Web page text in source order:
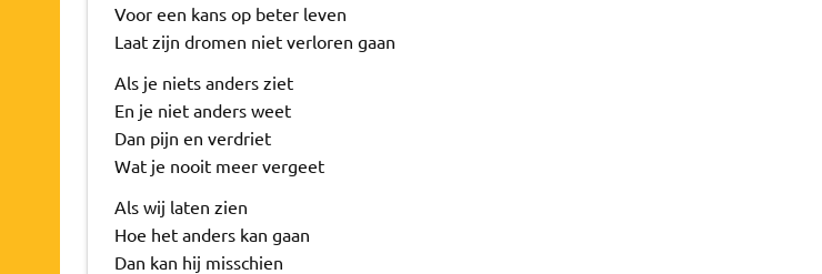
Voor een kans op beter leven
Laat zijn dromen niet verloren gaan
Als je niets anders ziet
En je niet anders weet
Dan pijn en verdriet
Wat je nooit meer vergeet
Als wij laten zien
Hoe het anders kan gaan
Dan kan hij misschien